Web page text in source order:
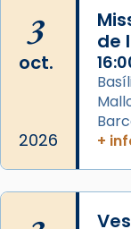
2 weeks ago
Jaume, fill
seu germà
3
oct.
2026
de
+